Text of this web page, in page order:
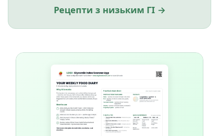
Рецепти з низьким ГІ →